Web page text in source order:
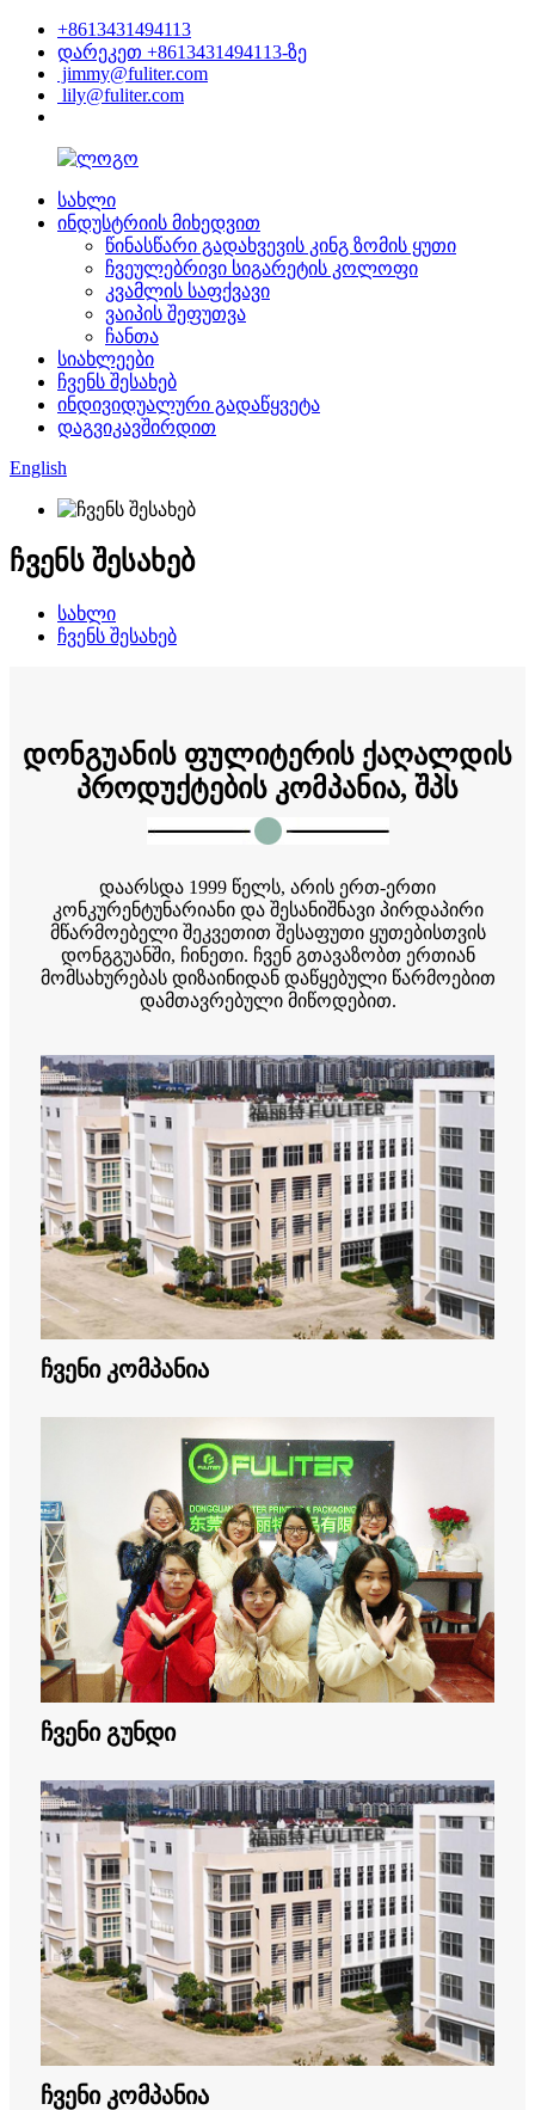
+8613431494113
დარეკეთ +8613431494113-ზე
jimmy@fuliter.com
lily@fuliter.com
სახლი
ინდუსტრიის მიხედვით
წინასწარი გადახვევის კინგ ზომის ყუთი
ჩვეულებრივი სიგარეტის კოლოფი
კვამლის საფქვავი
ვაიპის შეფუთვა
ჩანთა
სიახლეები
ჩვენს შესახებ
ინდივიდუალური გადაწყვეტა
დაგვიკავშირდით
English
ჩვენს შესახებ
სახლი
ჩვენს შესახებ
დონგუანის ფულიტერის ქაღალდის
პროდუქტების კომპანია, შპს
დაარსდა 1999 წელს, არის ერთ-ერთი
კონკურენტუნარიანი და შესანიშნავი პირდაპირი
მწარმოებელი შეკვეთით შესაფუთი ყუთებისთვის
დონგგუანში, ჩინეთი. ჩვენ გთავაზობთ ერთიან
მომსახურებას დიზაინიდან დაწყებული წარმოებით
დამთავრებული მიწოდებით.
ჩვენი კომპანია
ჩვენი გუნდი
ჩვენი კომპანია